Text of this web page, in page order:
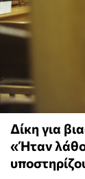
Δίκη για
«Ήταν